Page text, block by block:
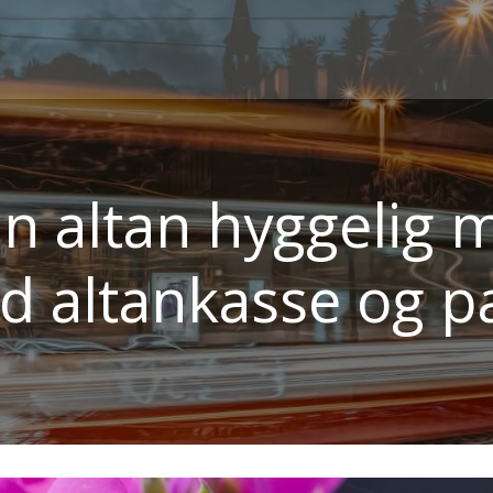
altan hyggelig
altankasse og